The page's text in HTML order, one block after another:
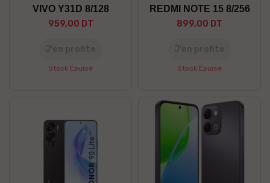
VIVO Y31D 8/128
959,00 DT
Stock Épuisé
REDMI NOTE 15 8/256
899,00 DT
Stock Épuisé